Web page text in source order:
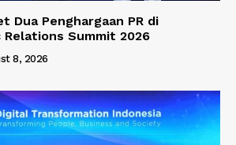
Dua Penghargaan PR di
Relations Summit 2026
8, 2026